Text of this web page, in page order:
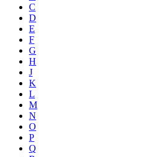
C
D
E
F
G
H
J
K
L
M
N
O
P
Q